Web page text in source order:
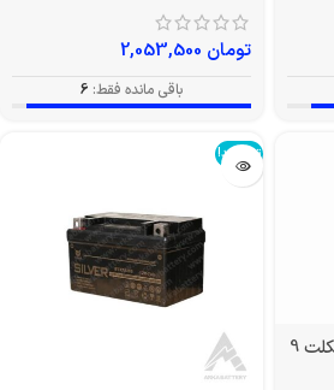
تومان
باقی مانده فقط: 6
خرید عمده باتری موتورسیکلت 9
تمام شد!